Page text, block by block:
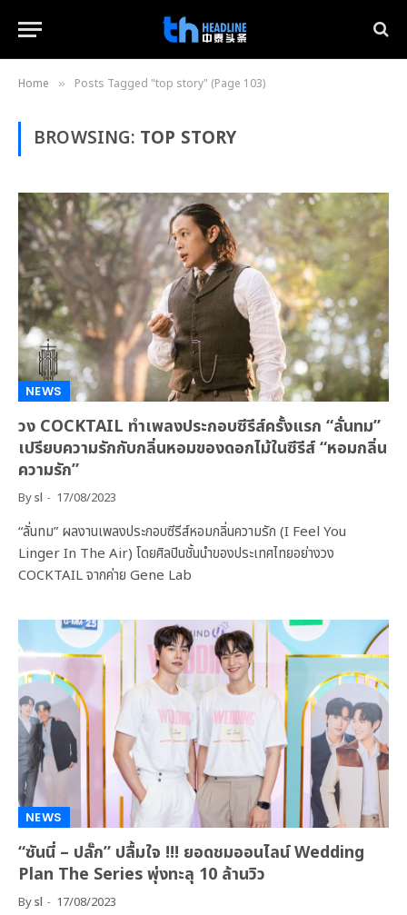
Home » Posts Tagged "top story" (Page 103)
BROWSING: TOP STORY
NEWS
วง COCKTAIL ทำเพลงประกอบซีรีส์ครั้งแรก “ลั่นทม”
เปรียบความรักกับกลิ่นหอมของดอกไม้ในซีรีส์ “หอมกลิ่น
ความรัก”
Bysl 17/08/2023
“ลั่นทม” ผลงานเพลงประกอบซีรีส์หอมกลิ่นความรัก (I Feel You
Linger In The Air) โดยศิลปินชั้นนำของประเทศไทยอย่างวง
COCKTAIL จากค่าย Gene Lab
NEWS
“ซันนี่ – ปลั๊ก” ปลื้มใจ !!! ยอดชมออนไลน์ Wedding
Plan The Series พุ่งทะลุ 10 ล้านวิว
Bysl 17/08/2023